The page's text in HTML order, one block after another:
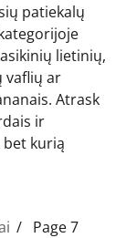
patiekalų
lietinių,
vaflių ar
Atrask
ir
kurią
Page 7